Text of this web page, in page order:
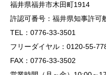
福井県福井市木田町1914
許認可番号：福井県知事許可
TEL：0776-33-3501
フリーダイヤル：0120-55-
FAX：0776-33-3502